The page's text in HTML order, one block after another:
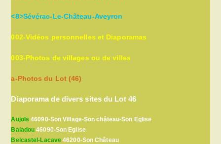
<8>Sévérac-Le-Château-Aveyron
002-Vidéos personnelles et Diaporamas
003-Photos de villages ou de villes
a-Photos du Lot (46)
Diaporama de divers sites du Lot 46
Aujols 46090-Son Village-Son château-Son Eglise
Baladou 46090-Son Eglise
Belcastel-Lacave 46200-Son Château